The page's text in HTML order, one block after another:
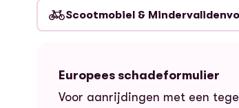
Scootmobiel &
Europees schadeformulier
Voor aanrijdingen met een